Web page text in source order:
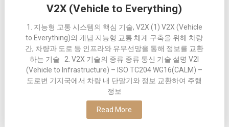
V2X (Vehicle to Everything)
1. 지능형 교통 시스템의 핵심 기술, V2X (1) V2X (Vehicle
to Everything)의 개념 지능형 교통 체계 구축을 위해 차량
간, 차량과 도로 등 인프라와 유무선망을 통해 정보를 교환
하는 기술 2. V2X 기술의 종류 종류 통신 기술 설명 V2I
(Vehicle to Infrastructure) – ISO TC204 WG16(CALM) –
도로변 기지국에서 차량 내 단말기와 정보 교환하여 주행
정보
Read More